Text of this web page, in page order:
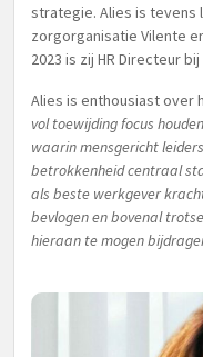
strategie. Alies is tevens
zorgorganisatie Vilente
2023 is zij HR Directeur bij
Alies is enthousiast over
vol toewijding focus
waarin mensgericht
betrokkenheid centraal
als beste werkgever
bevlogen en bovenal
hieraan te mogen